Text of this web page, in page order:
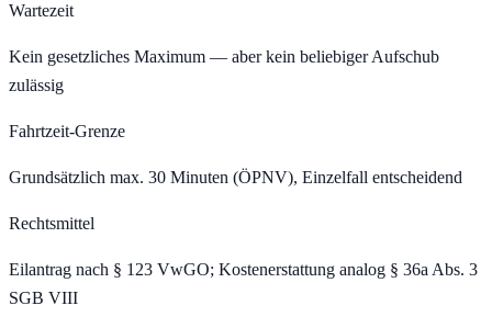
Wartezeit
Kein gesetzliches Maximum — aber kein beliebiger Aufschub
zulässig
Fahrtzeit-Grenze
Grundsätzlich max. 30 Minuten (ÖPNV), Einzelfall entscheidend
Rechtsmittel
Eilantrag nach § 123 VwGO; Kostenerstattung analog § 36a Abs. 3
SGB VIII